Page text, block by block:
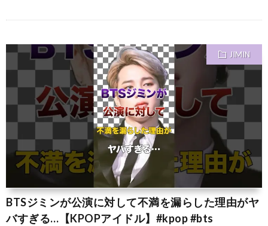
JIMIN
BTSジミンが公演に対して不満を漏らした理由がヤ
バすぎる…【KPOPアイドル】#kpop #bts